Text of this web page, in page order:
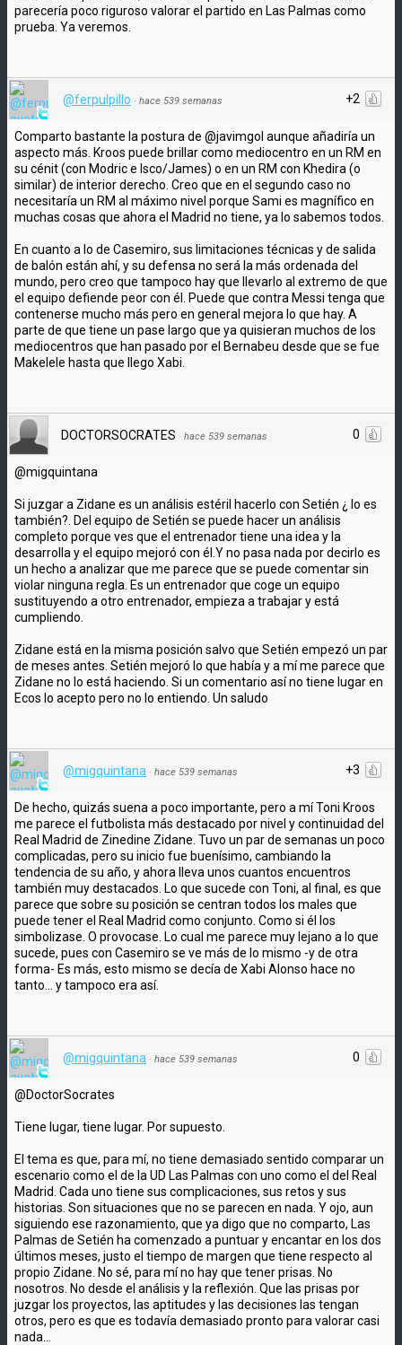
parecería poco riguroso valorar el partido en Las Palmas como
prueba. Ya veremos.
+2
@ferpulpillo · hace 539 semanas
Comparto bastante la postura de @javimgol aunque añadiría un
aspecto más. Kroos puede brillar como mediocentro en un RM en
su cénit (con Modric e Isco/James) o en un RM con Khedira (o
similar) de interior derecho. Creo que en el segundo caso no
necesitaría un RM al máximo nivel porque Sami es magnífico en
muchas cosas que ahora el Madrid no tiene, ya lo sabemos todos.
En cuanto a lo de Casemiro, sus limitaciones técnicas y de salida
de balón están ahí, y su defensa no será la más ordenada del
mundo, pero creo que tampoco hay que llevarlo al extremo de que
el equipo defiende peor con él. Puede que contra Messi tenga que
contenerse mucho más pero en general mejora lo que hay. A
parte de que tiene un pase largo que ya quisieran muchos de los
mediocentros que han pasado por el Bernabeu desde que se fue
Makelele hasta que llego Xabi.
0
DOCTORSOCRATES · hace 539 semanas
@migquintana
Si juzgar a Zidane es un análisis estéril hacerlo con Setién ¿ lo es
también?. Del equipo de Setién se puede hacer un análisis
completo porque ves que el entrenador tiene una idea y la
desarrolla y el equipo mejoró con él.Y no pasa nada por decirlo es
un hecho a analizar que me parece que se puede comentar sin
violar ninguna regla. Es un entrenador que coge un equipo
sustituyendo a otro entrenador, empieza a trabajar y está
cumpliendo.
Zidane está en la misma posición salvo que Setién empezó un par
de meses antes. Setién mejoró lo que había y a mí me parece que
Zidane no lo está haciendo. Si un comentario así no tiene lugar en
Ecos lo acepto pero no lo entiendo. Un saludo
+3
@migquintana · hace 539 semanas
De hecho, quizás suena a poco importante, pero a mí Toni Kroos
me parece el futbolista más destacado por nivel y continuidad del
Real Madrid de Zinedine Zidane. Tuvo un par de semanas un poco
complicadas, pero su inicio fue buenísimo, cambiando la
tendencia de su año, y ahora lleva unos cuantos encuentros
también muy destacados. Lo que sucede con Toni, al final, es que
parece que sobre su posición se centran todos los males que
puede tener el Real Madrid como conjunto. Como si él los
simbolizase. O provocase. Lo cual me parece muy lejano a lo que
sucede, pues con Casemiro se ve más de lo mismo -y de otra
forma- Es más, esto mismo se decía de Xabi Alonso hace no
tanto... y tampoco era así.
0
@migquintana · hace 539 semanas
@DoctorSocrates
Tiene lugar, tiene lugar. Por supuesto.
El tema es que, para mí, no tiene demasiado sentido comparar un
escenario como el de la UD Las Palmas con uno como el del Real
Madrid. Cada uno tiene sus complicaciones, sus retos y sus
historias. Son situaciones que no se parecen en nada. Y ojo, aun
siguiendo ese razonamiento, que ya digo que no comparto, Las
Palmas de Setién ha comenzado a puntuar y encantar en los dos
últimos meses, justo el tiempo de margen que tiene respecto al
propio Zidane. No sé, para mí no hay que tener prisas. No
nosotros. No desde el análisis y la reflexión. Que las prisas por
juzgar los proyectos, las aptitudes y las decisiones las tengan
otros, pero es que es todavía demasiado pronto para valorar casi
nada...